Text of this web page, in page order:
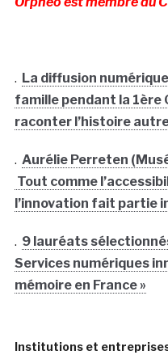
. La diffusion
famille pendant la 1ère
raconter l’histoire
. Aurélie Perreten
Tout comme
l’innovation fait partie
. 9 lauréats
Services numériques
mémoire en France »
Institutions et